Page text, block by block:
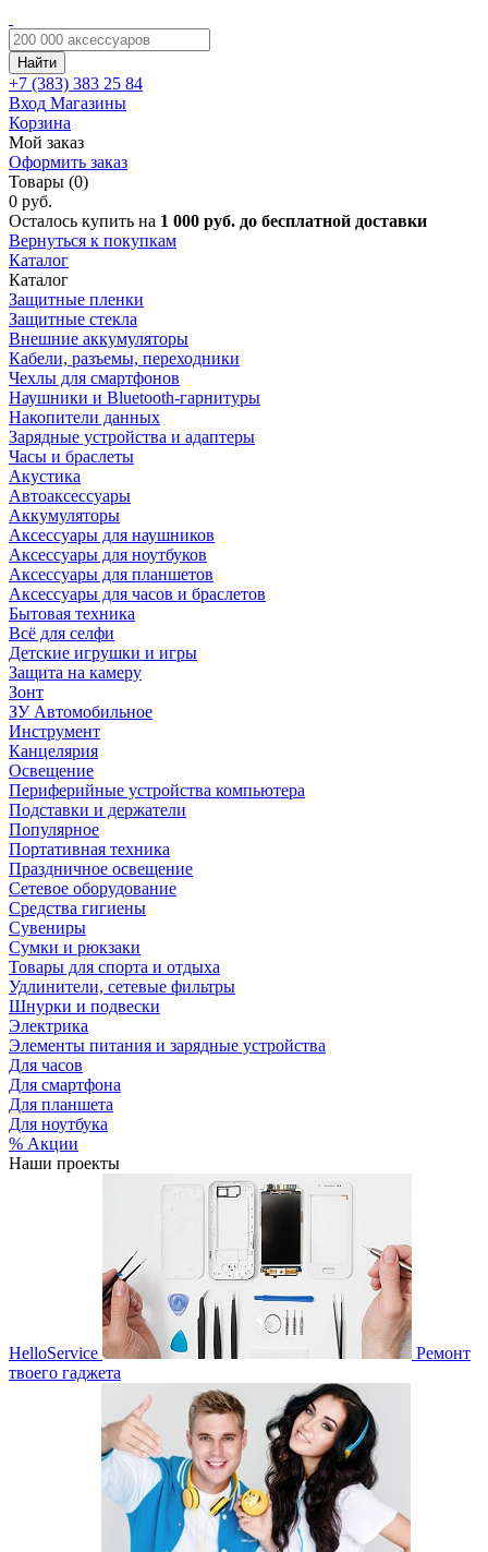
Найти
+7 (383) 383 25 84
Вход Магазины
Корзина
Мой заказ
Оформить заказ
Товары (0)
0 руб.
Осталось купить на 1 000 руб. до бесплатной доставки
Вернуться к покупкам
Каталог
Каталог
Защитные пленки
Защитные стекла
Внешние аккумуляторы
Кабели, разъемы, переходники
Чехлы для смартфонов
Наушники и Bluetooth-гарнитуры
Накопители данных
Зарядные устройства и адаптеры
Часы и браслеты
Акустика
Автоаксессуары
Аккумуляторы
Аксессуары для наушников
Аксессуары для ноутбуков
Аксессуары для планшетов
Аксессуары для часов и браслетов
Бытовая техника
Всё для селфи
Детские игрушки и игры
Защита на камеру
Зонт
ЗУ Автомобильное
Инструмент
Канцелярия
Освещение
Периферийные устройства компьютера
Подставки и держатели
Популярное
Портативная техника
Праздничное освещение
Сетевое оборудование
Средства гигиены
Сувениры
Сумки и рюкзаки
Товары для спорта и отдыха
Удлинители, сетевые фильтры
Шнурки и подвески
Электрика
Элементы питания и зарядные устройства
Для часов
Для смартфона
Для планшета
Для ноутбука
% Акции
Наши проекты
HelloService
Ремонт
твоего гаджета